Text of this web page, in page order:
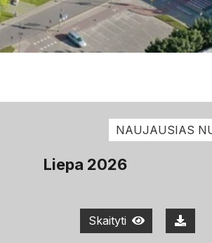
NAUJAUSIAS
Liepa 2026
Skaityti